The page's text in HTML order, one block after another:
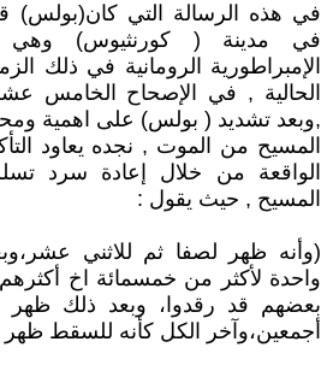
في هذه الرسالة التي كان(بولس)
في مدينة ( كورنثيوس)
الإمبراطورية الرومانية في ذلك
الحالية , في الإصحاح الخامس
,وبعد تشديد ( بولس) على اهمية
المسيح من الموت , نجده يعاود
الواقعة من خلال إعادة سرد
المسيح , حيث يقول :
(وأنه ظهر لصفا ثم للاثني
واحدة لأكثر من خمسمائة اخ
بعضهم قد رقدوا، وبعد ذلك ظهر
أجمعين،وآخر الكل كأنه للسقط ظهر